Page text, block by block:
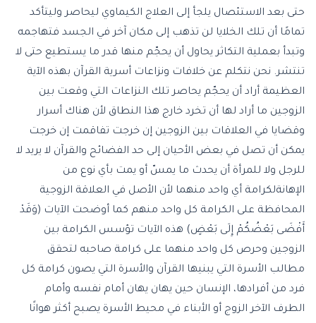
حتى بعد الاستئصال يلجأ إلى العلاج الكيماوي ليحاصر وليتأكد
تمامًا أن تلك الخلايا لن تذهب إلى مكان آخر في الجسد فتهاجمه
وتبدأ بعملية التكاثر يحاول أن يحجّم منها قدر ما يستطيع حتى لا
تنتشر. نحن نتكلم عن خلافات ونزاعات أسرية القرآن بهذه الآية
العظيمة أراد أن يحجّم يحاصر تلك النزاعات التي وقعت بين
الزوجين ما أراد لها أن تخرد خارج هذا النطاق لأن هناك أسرار
وقضايا في العلاقات بين الزوجين إن خرجت تفاقمت إن خرجت
يمكن أن تصل في بعض الأحيان إلى حد الفضائح والقرآن لا يريد لا
للرجل ولا للمرأة أن يحدث ما يمسّ أو يمت بأي نوع من
الإهانةلكرامة أي واحد منهما لأن الأصل في العلاقة الزوجية
المحافظة على الكرامة كل واحد منهم كما أوضحت الآيات (وَقَدْ
أَفْضَى بَعْضُكُمْ إِلَى بَعْضٍ) هذه الآيات تؤسس الكرامة بين
الزوجين وحرص كل واحد منهما على كرامة صاحبه لتحقق
مطالب الأسرة التي يبنيها القرآن والأسرة التي يصون كرامة كل
فرد من أفرادها، الإنسان حين يهان يهان أمام نفسه وأمام
الطرف الآخر الزوج أو الأبناء في محيط الأسرة يصبح أكثر هوانًا